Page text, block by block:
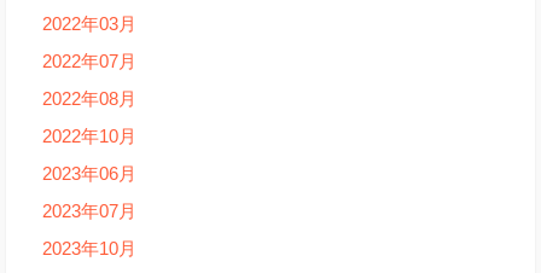
2022年03月
2022年07月
2022年08月
2022年10月
2023年06月
2023年07月
2023年10月